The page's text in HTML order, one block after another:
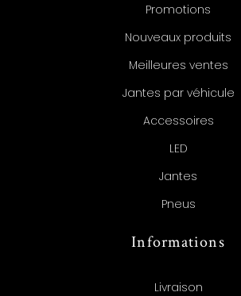
Promotions
Nouveaux produits
Meilleures ventes
Jantes par véhicule
Accessoires
LED
Jantes
Pneus
Informations
Livraison